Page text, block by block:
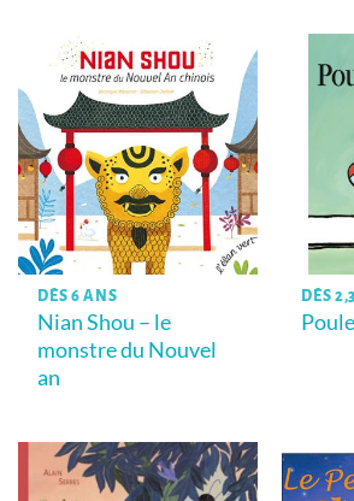
DÈS 6 ANS
Nian Shou – le
monstre du Nouvel
an
DÈS